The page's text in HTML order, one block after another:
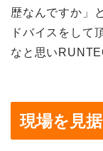
歴なんですか」
ドバイスをして
なと思い
現場を見